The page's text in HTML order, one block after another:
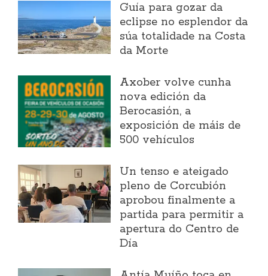
Guía para gozar da
eclipse no esplendor da
súa totalidade na Costa
da Morte
Axober volve cunha
nova edición da
Berocasión, a
exposición de máis de
500 vehículos
Un tenso e ateigado
pleno de Corcubión
aprobou finalmente a
partida para permitir a
apertura do Centro de
Día